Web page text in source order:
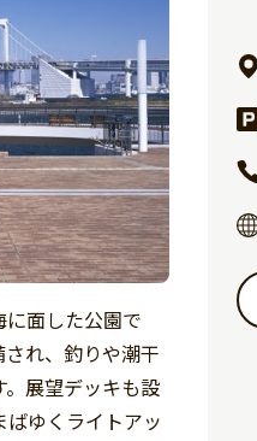
に面した公園で
れ、釣りや潮干
展望デッキも設
ゆくライトアッ